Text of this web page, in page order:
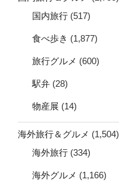
国内旅行 (517)
食べ歩き (1,877)
旅行グルメ (600)
駅弁 (28)
物産展 (14)
海外旅行＆グルメ (1,504)
海外旅行 (334)
海外グルメ (1,166)